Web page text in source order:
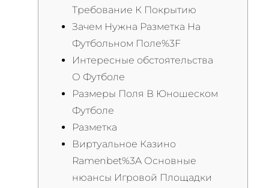
Требование К Покрытию
Зачем Нужна Разметка На
Футбольном Поле%3F
Интересные обстоятельства
О Футболе
Размеры Поля В Юношеском
Футболе
Разметка
Виртуальное Казино
Ramenbet%3A Основные
нюансы Игровой Площадки